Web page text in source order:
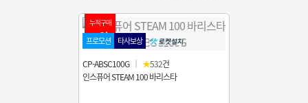
누적구매
1위
프로모션 타사보상
CP-ABSC100G ｜ ★532건
인스퓨어 STEAM 100 바리스타